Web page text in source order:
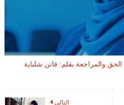
والمراجعة بقلم: فاتن شلباية
التالي